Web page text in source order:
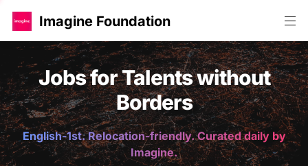
Imagine Foundation
Jobs for Talents without
Borders
English-1st. Relocation-friendly. Curated daily by
Imagine.